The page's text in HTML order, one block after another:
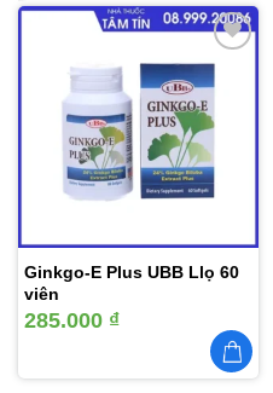
Thêm
Ginkgo-E Plus UBB Llọ 60
viên
285.000 ₫